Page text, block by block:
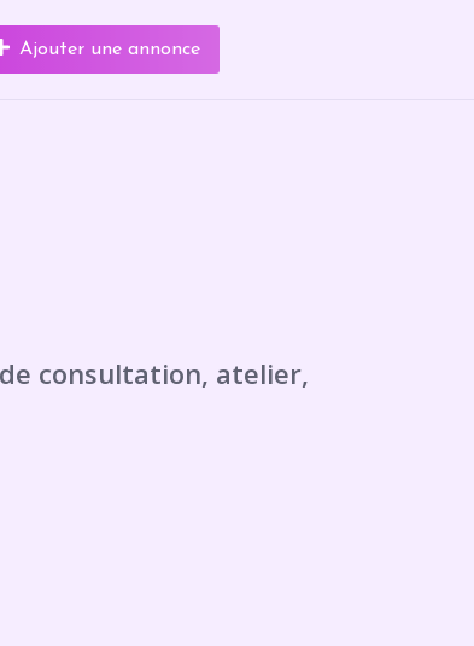
Ajouter une annonce